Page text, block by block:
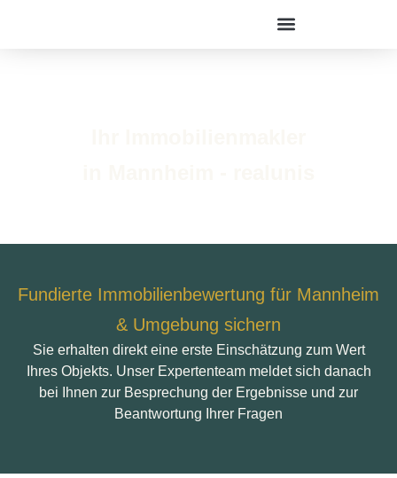
Fundierte Immobilienbewertung für Mannheim
& Umgebung sichern
Sie erhalten direkt eine erste Einschätzung zum Wert
Ihres Objekts. Unser Expertenteam meldet sich danach
bei Ihnen zur Besprechung der Ergebnisse und zur
Beantwortung Ihrer Fragen